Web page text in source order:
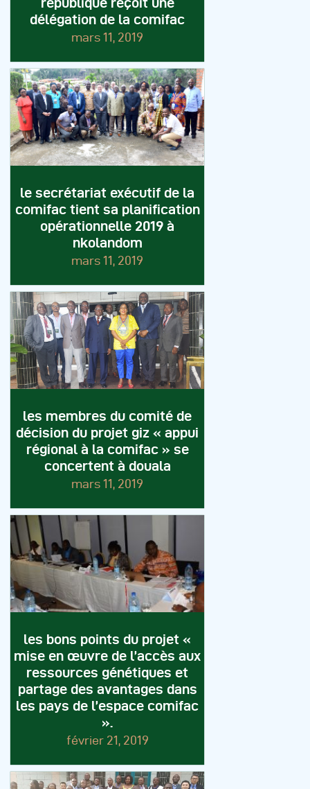
délégation de la comifac
mars 11, 2019
le secrétariat exécutif de la
comifac tient sa planification
opérationnelle 2019 à
nkolandom
mars 11, 2019
les membres du comité de
décision du projet giz « appui
régional à la comifac » se
concertent à douala
mars 11, 2019
les bons points du projet «
mise en œuvre de l’accès aux
ressources génétiques et
partage des avantages dans
les pays de l’espace comifac
».
février 21, 2019